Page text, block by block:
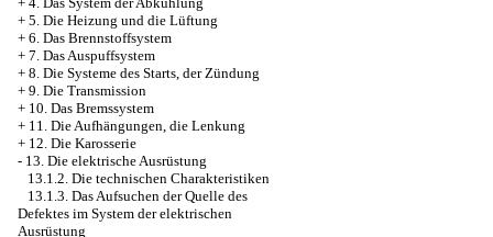
+ 5. Die Heizung und die Lüftung
+ 6. Das Brennstoffsystem
+ 7. Das Auspuffsystem
+ 8. Die Systeme des Starts, der Zündung
+ 9. Die Transmission
+ 10. Das Bremssystem
+ 11. Die Aufhängungen, die Lenkung
+ 12. Die Karosserie
- 13. Die elektrische Ausrüstung
13.1.2. Die technischen Charakteristiken
13.1.3. Das Aufsuchen der Quelle des
Defektes im System der elektrischen
Ausrüstung